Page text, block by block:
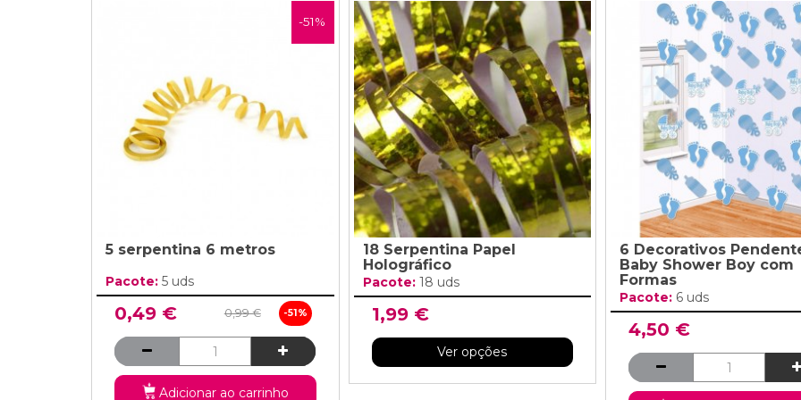
-51%
5 serpentina 6 metros
Pacote: 5 uds
0,49 € 0,99 € -51%
Adicionar ao carrinho
18 Serpentina Papel
Holográfico
Pacote: 18 uds
1,99 €
Ver opções
6 Decorativos
Baby Shower Boy com
Formas
Pacote: 6 uds
4,50 €